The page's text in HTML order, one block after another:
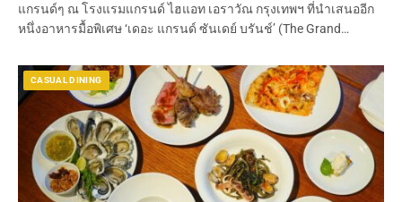
แกรนด์ๆ ณ โรงแรมแกรนด์ ไฮแอท เอราวัณ กรุงเทพฯ ที่นำเสนออีก
หนึ่งอาหารมื้อพิเศษ ‘เดอะ แกรนด์ ซันเดย์ บรันช์’ (The Grand…
CASUAL DINING